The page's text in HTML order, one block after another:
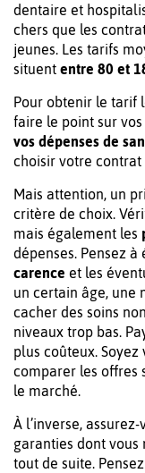
dentaire et
chers que les
jeunes. Les tarifs
situent entre 80 et
Pour obtenir le tarif
faire le point sur
vos dépenses de
choisir votre
Mais attention, un
critère de choix.
mais également les
dépenses. Pensez à
carence et les
un certain âge, une
cacher des soins
niveaux trop bas.
plus coûteux.
comparer les offres
le marché.
À l’inverse,
garanties dont vous
tout de suite.